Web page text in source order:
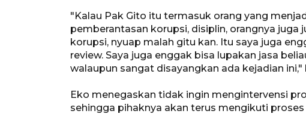
"Kalau Pak Gito itu termasuk orang yang
pemberantasan korupsi, disiplin, orangnya juga
korupsi, nyuap malah gitu kan. Itu saya juga
review. Saya juga enggak bisa lupakan jasa
walaupun sangat disayangkan ada kejadian ini,"
Eko menegaskan tidak ingin mengintervensi
sehingga pihaknya akan terus mengikuti